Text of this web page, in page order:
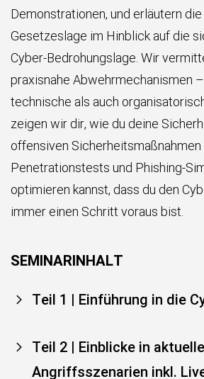
Demonstrationen, und erläutern
Gesetzeslage im Hinblick auf die
Cyber-Bedrohungslage. Wir
praxisnahe Abwehrmechanismen
technische als auch
zeigen wir dir, wie du deine
offensiven Sicherheitsmaßnahmen
Penetrationstests und Phishing-
optimieren kannst, dass du den
immer einen Schritt voraus bist.
SEMINARINHALT
Teil 1 | Einführung in die
Teil 2 | Einblicke in aktuelle
Angriffsszenarien inkl.